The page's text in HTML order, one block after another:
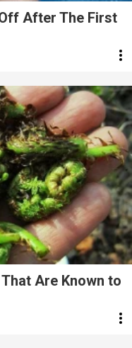
After The First
Are Known to